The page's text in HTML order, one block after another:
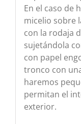
En el caso de
micelio sobre
con la rodaja
sujetándola
con papel
tronco con
haremos
permitan el
exterior.